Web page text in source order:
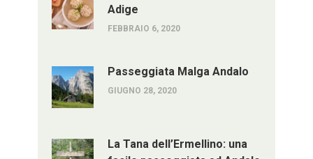
Adige
FEBBRAIO 6, 2020
Passeggiata Malga Andalo
GIUGNO 28, 2020
La Tana dell’Ermellino: una